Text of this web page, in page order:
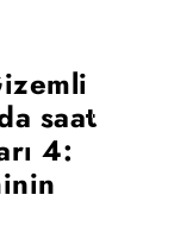
saat
4: